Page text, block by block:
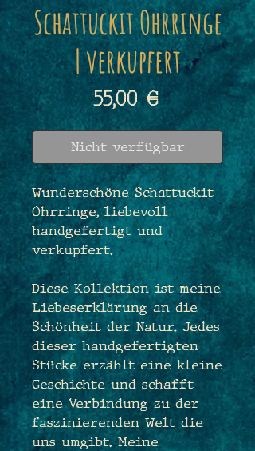
Schattuckit Ohrringe
| verkupfert
55,00 €Preis
Nicht verfügbar
Wunderschöne Schattuckit
Ohrringe, liebevoll
handgefertigt und
verkupfert.
Diese Kollektion ist meine
Liebeserklärung an die
Schönheit der Natur. Jedes
dieser handgefertigten
Stücke erzählt eine kleine
Geschichte und schafft
eine Verbindung zu der
faszinierenden Welt die
uns umgibt. Meine